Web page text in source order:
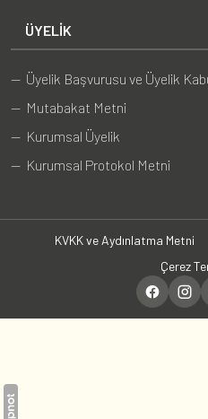
ÜYELIK
— Üyelik Başvurusu ve Üyelik
— Mutabakat Metni
— Kurumsal Üyelik
— Kurumsal Protokol Metni
KVKK ve Aydınlatma Metni
Çerez